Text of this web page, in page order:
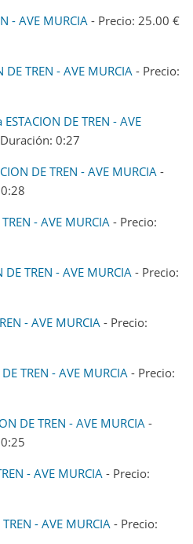
- AVE MURCIA - Precio: 25.00 €
DE TREN - AVE MURCIA - Precio:
DE TREN - AVE
0:27
DE TREN - AVE MURCIA -
- AVE MURCIA - Precio:
TREN - AVE MURCIA - Precio:
- AVE MURCIA - Precio:
TREN - AVE MURCIA - Precio:
DE TREN - AVE MURCIA -
- AVE MURCIA - Precio:
- AVE MURCIA - Precio: